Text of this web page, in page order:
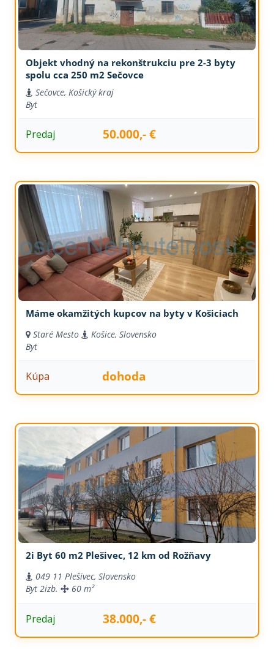
Objekt vhodný na rekonštrukciu pre 2-3 byty
spolu cca 250 m2 Sečovce
Sečovce, Košický kraj
Byt
Predaj 50.000,- €
Máme okamžitých kupcov na byty v Košiciach
Staré Mesto
Košice, Slovensko
Byt
Kúpa dohoda
2i Byt 60 m2 Plešivec, 12 km od Rožňavy
049 11 Plešivec, Slovensko
Byt 2izb. 60 m²
Predaj 38.000,- €